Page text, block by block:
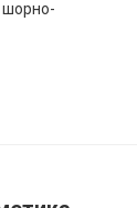
шорно-